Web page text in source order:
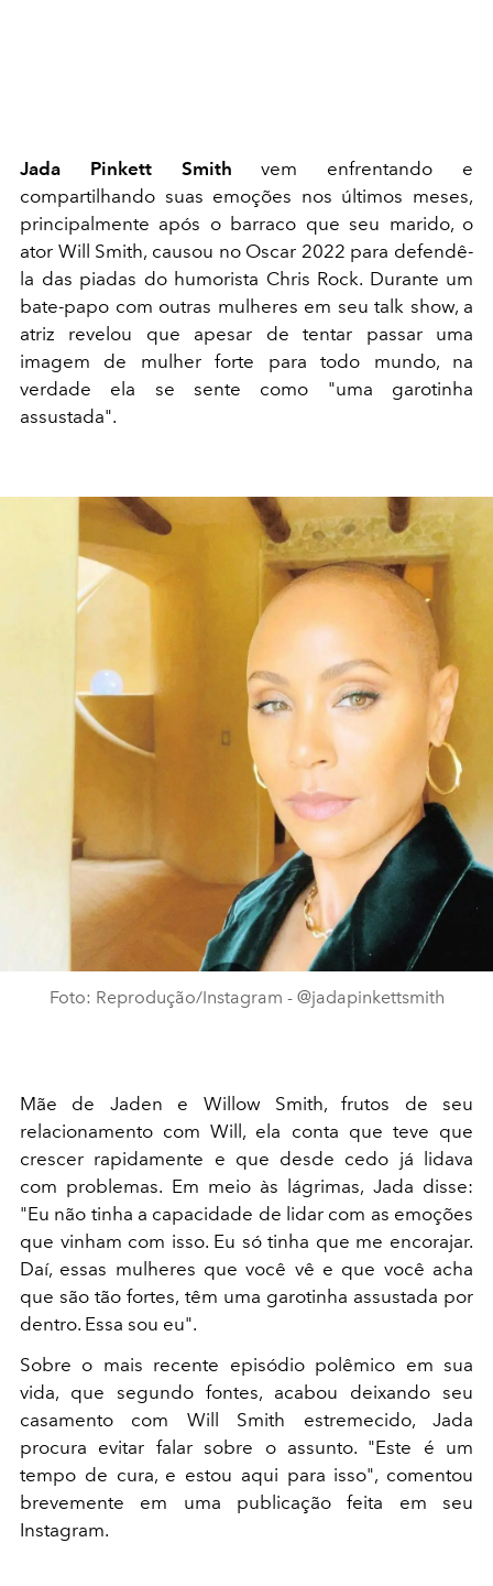
Jada Pinkett Smith vem enfrentando e
compartilhando suas emoções nos últimos meses,
principalmente após o barraco que seu marido, o
ator Will Smith, causou no Oscar 2022 para defendê-
la das piadas do humorista Chris Rock. Durante um
bate-papo com outras mulheres em seu talk show, a
atriz revelou que apesar de tentar passar uma
imagem de mulher forte para todo mundo, na
verdade ela se sente como "uma garotinha
assustada".
Foto: Reprodução/Instagram - @jadapinkettsmith
Mãe de Jaden e Willow Smith, frutos de seu
relacionamento com Will, ela conta que teve que
crescer rapidamente e que desde cedo já lidava
com problemas. Em meio às lágrimas, Jada disse:
"Eu não tinha a capacidade de lidar com as emoções
que vinham com isso. Eu só tinha que me encorajar.
Daí, essas mulheres que você vê e que você acha
que são tão fortes, têm uma garotinha assustada por
dentro. Essa sou eu".
Sobre o mais recente episódio polêmico em sua
vida, que segundo fontes, acabou deixando seu
casamento com Will Smith estremecido, Jada
procura evitar falar sobre o assunto. "Este é um
tempo de cura, e estou aqui para isso", comentou
brevemente em uma publicação feita em seu
Instagram.